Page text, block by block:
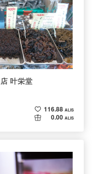
叶栄堂
116.88 ALIS
0.00 ALIS